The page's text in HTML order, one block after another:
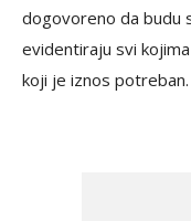
dogovoreno da budu
evidentiraju svi
koji je iznos potreban.